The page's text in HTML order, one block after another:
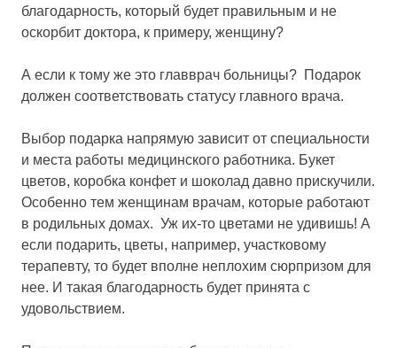
благодарность, который будет правильным и не
оскорбит доктора, к примеру, женщину?
А если к тому же это главврач больницы? Подарок
должен соответствовать статусу главного врача.
Выбор подарка напрямую зависит от специальности
и места работы медицинского работника. Букет
цветов, коробка конфет и шоколад давно прискучили.
Особенно тем женщинам врачам, которые работают
в родильных домах. Уж их-то цветами не удивишь! А
если подарить, цветы, например, участковому
терапевту, то будет вполне неплохим сюрпризом для
нее. И такая благодарность будет принята с
удовольствием.